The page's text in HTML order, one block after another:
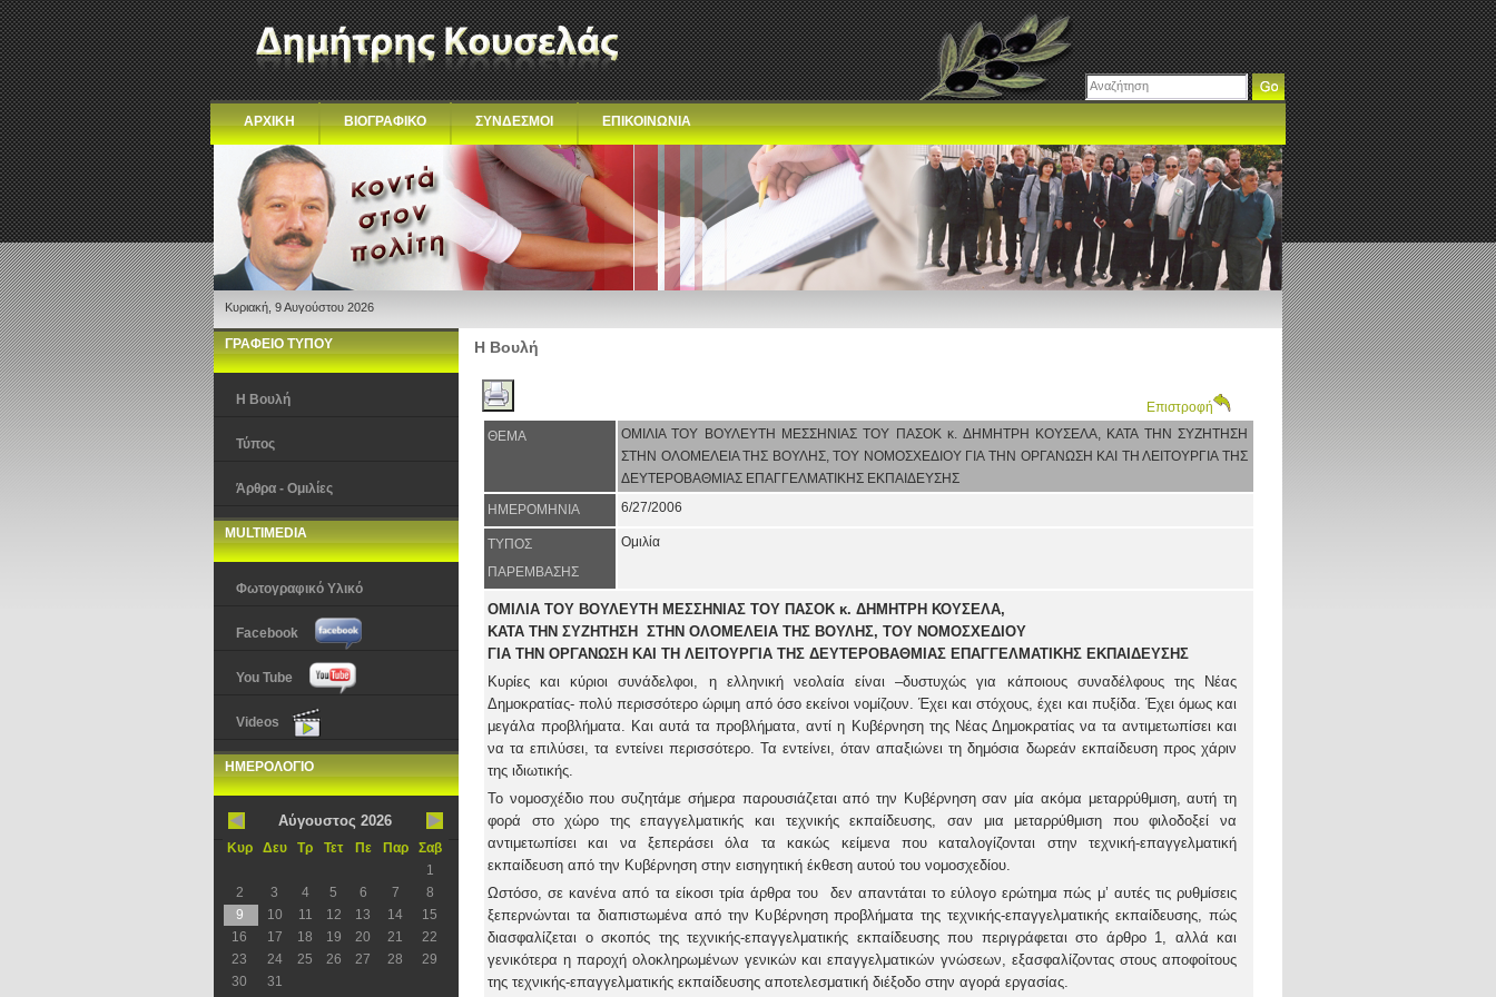
ΑΡΧΙΚΗ ΒΙΟΓΡΑΦΙΚΟ ΣΥΝΔΕΣΜΟΙ ΕΠΙΚΟΙΝΩΝΙΑ
Κυριακή, 9 Αυγούστου 2026
ΓΡΑΦΕΙΟ ΤΥΠΟΥ
Η Βουλή
Τύπος
Άρθρα - Ομιλίες
MULTIMEDIA
Φωτογραφικό Υλικό
Facebook
You Tube
Videos
ΗΜΕΡΟΛΟΓΙΟ
Αύγουστος 2026
Κυρ Δευ Τρ Τετ Πε Παρ
Σαβ
1
2
3 4 5 6 7
8
9
10 11 12 13 14
15
16
17 18 19 20 21
22
23
24 25 26 27 28
29
30
31
Η Βουλή
Επιστροφή
ΘΕΜΑ
ΟΜΙΛΙΑ ΤΟΥ ΒΟΥΛΕΥΤΗ ΜΕΣΣΗΝΙΑΣ ΤΟΥ ΠΑΣΟΚ κ. ΔΗΜΗΤΡΗ ΚΟΥΣΕΛΑ, ΚΑΤΑ ΤΗΝ ΣΥΖΗΤΗΣΗ
ΣΤΗΝ ΟΛΟΜΕΛΕΙΑ ΤΗΣ ΒΟΥΛΗΣ, ΤΟΥ ΝΟΜΟΣΧΕΔΙΟΥ ΓΙΑ ΤΗΝ ΟΡΓΑΝΩΣΗ ΚΑΙ ΤΗ ΛΕΙΤΟΥΡΓΙΑ ΤΗΣ
ΔΕΥΤΕΡΟΒΑΘΜΙΑΣ ΕΠΑΓΓΕΛΜΑΤΙΚΗΣ ΕΚΠΑΙΔΕΥΣΗΣ
ΗΜΕΡΟΜΗΝΙΑ
6/27/2006
ΤΥΠΟΣ
ΠΑΡΕΜΒΑΣΗΣ
Ομιλία
ΟΜΙΛΙΑ ΤΟΥ ΒΟΥΛΕΥΤΗ ΜΕΣΣΗΝΙΑΣ ΤΟΥ ΠΑΣΟΚ κ. ΔΗΜΗΤΡΗ ΚΟΥΣΕΛΑ,
ΚΑΤΑ ΤΗΝ ΣΥΖΗΤΗΣΗ ΣΤΗΝ ΟΛΟΜΕΛΕΙΑ ΤΗΣ ΒΟΥΛΗΣ, ΤΟΥ ΝΟΜΟΣΧΕΔΙΟΥ
ΓΙΑ ΤΗΝ ΟΡΓΑΝΩΣΗ ΚΑΙ ΤΗ ΛΕΙΤΟΥΡΓΙΑ ΤΗΣ ΔΕΥΤΕΡΟΒΑΘΜΙΑΣ ΕΠΑΓΓΕΛΜΑΤΙΚΗΣ ΕΚΠΑΙΔΕΥΣΗΣ
Κυρίες και κύριοι συνάδελφοι, η ελληνική νεολαία είναι –δυστυχώς για κάποιους συναδέλφους της Νέας
Δημοκρατίας- πολύ περισσότερο ώριμη από όσο εκείνοι νομίζουν. Έχει και στόχους, έχει και πυξίδα. Έχει όμως και
μεγάλα προβλήματα. Και αυτά τα προβλήματα, αντί η Κυβέρνηση της Νέας Δημοκρατίας να τα αντιμετωπίσει και
να τα επιλύσει, τα εντείνει περισσότερο. Τα εντείνει, όταν απαξιώνει τη δημόσια δωρεάν εκπαίδευση προς χάριν
της ιδιωτικής.
Το νομοσχέδιο που συζητάμε σήμερα παρουσιάζεται από την Κυβέρνηση σαν μία ακόμα μεταρρύθμιση, αυτή τη
φορά στο χώρο της επαγγελματικής και τεχνικής εκπαίδευσης, σαν μια μεταρρύθμιση που φιλοδοξεί να
αντιμετωπίσει και να ξεπεράσει όλα τα κακώς κείμενα που καταλογίζονται στην τεχνική-επαγγελματική
εκπαίδευση από την Κυβέρνηση στην εισηγητική έκθεση αυτού του νομοσχεδίου.
Ωστόσο, σε κανένα από τα είκοσι τρία άρθρα του δεν απαντάται το εύλογο ερώτημα πώς μ’ αυτές τις ρυθμίσεις
ξεπερνώνται τα διαπιστωμένα από την Κυβέρνηση προβλήματα της τεχνικής-επαγγελματικής εκπαίδευσης, πώς
διασφαλίζεται ο σκοπός της τεχνικής-επαγγελματικής εκπαίδευσης που περιγράφεται στο άρθρο 1, αλλά και
γενικότερα η παροχή ολοκληρωμένων γενικών και επαγγελματικών γνώσεων, εξασφαλίζοντας στους αποφοίτους
της τεχνικής-επαγγελματικής εκπαίδευσης αποτελεσματική διέξοδο στην αγορά εργασίας.